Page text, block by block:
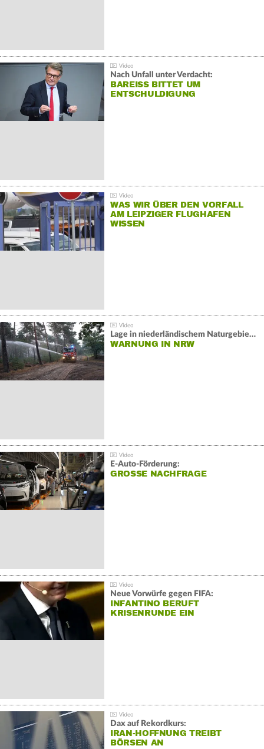
Nach Unfall unter Verdacht:
BAREISS BITTET UM E
NTSCHULDIGUNG
WAS WIR ÜBER DEN VORFALL
AM LEIPZIGER FLUGHAFEN
WISSEN
Lage in niederländischem Naturgebiet stabil
WARNUNG IN NRW
E-Auto-Förderung:
GROSSE NACHFRAGE
Neue Vorwürfe gegen FIFA:
INFANTINO BERUFT
KRISENRUNDE EIN
Dax auf Rekordkurs:
IRAN-HOFFNUNG TREIBT
BÖRSEN AN